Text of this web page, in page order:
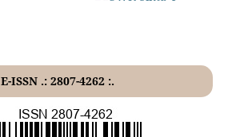
E-ISSN .: 2807-4262 :.